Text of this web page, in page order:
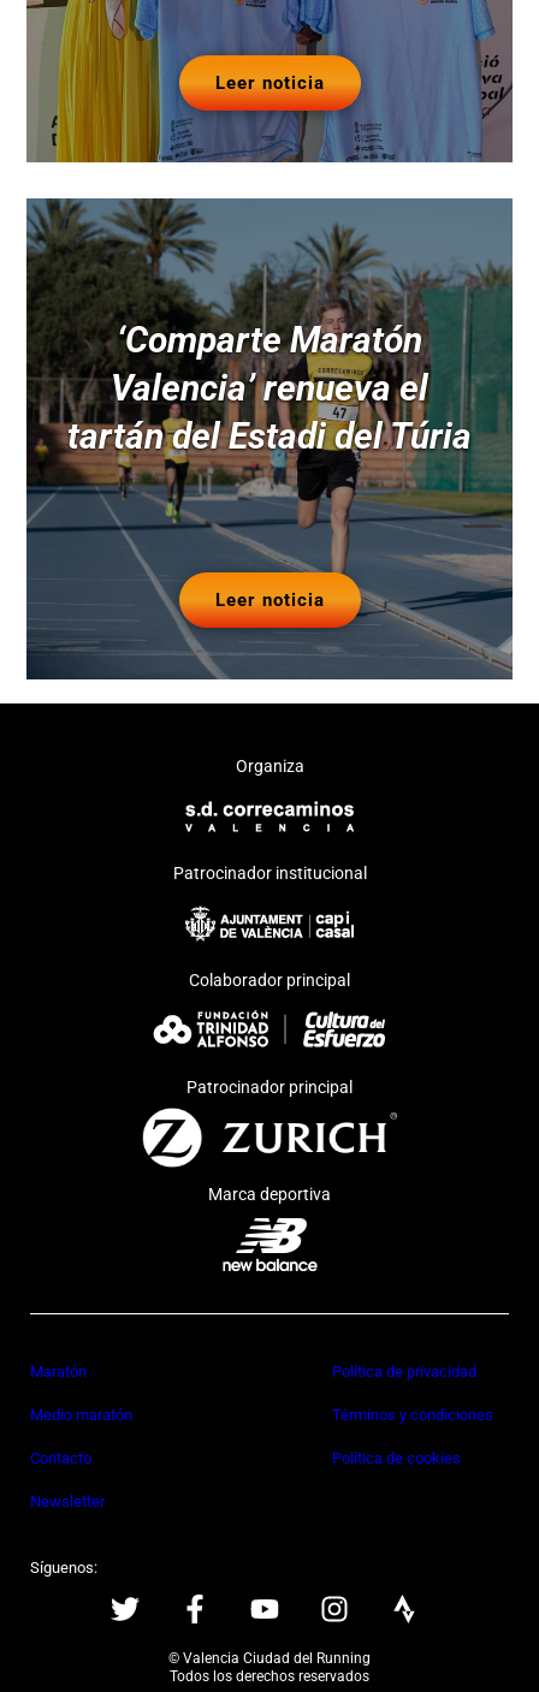
Leer noticia
‘Comparte Maratón
Valencia’ renueva el
tartán del Estadi del Túria
Leer noticia
Organiza
Patrocinador institucional
Colaborador principal
Patrocinador principal
Marca deportiva
Maratón
Medio maratón
Contacto
Newsletter
Política de privacidad
Términos y condiciones
Política de cookies
Síguenos:
© Valencia Ciudad del Running
Todos los derechos reservados